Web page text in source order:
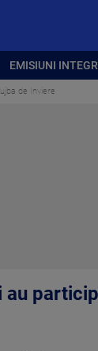
EMISIUNI
de Inviere